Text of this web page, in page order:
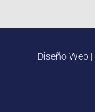
Diseño Web |